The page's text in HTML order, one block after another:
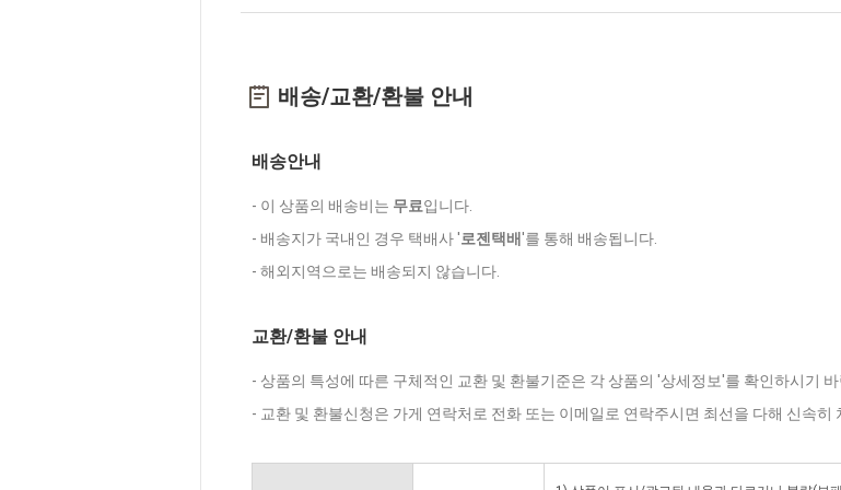
배송/교환/환불 안내
배송안내
- 이 상품의 배송비는 무료입니다.
- 배송지가 국내인 경우 택배사 '로젠택배'를 통해 배송됩니다.
- 해외지역으로는 배송되지 않습니다.
교환/환불 안내
- 상품의 특성에 따른 구체적인 교환 및 환불기준은 각 상품의 '상세정보'를 확인하시기 바
- 교환 및 환불신청은 가게 연락처로 전화 또는 이메일로 연락주시면 최선을 다해 신속히